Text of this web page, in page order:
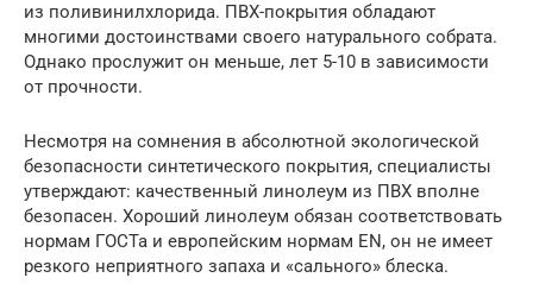
из поливинилхлорида. ПВХ-покрытия обладают
многими достоинствами своего натурального собрата.
Однако прослужит он меньше, лет 5-10 в зависимости
от прочности.
Несмотря на сомнения в абсолютной экологической
безопасности синтетического покрытия, специалисты
утверждают: качественный линолеум из ПВХ вполне
безопасен. Хороший линолеум обязан соответствовать
нормам ГОСТа и европейским нормам EN, он не имеет
резкого неприятного запаха и «сального» блеска.